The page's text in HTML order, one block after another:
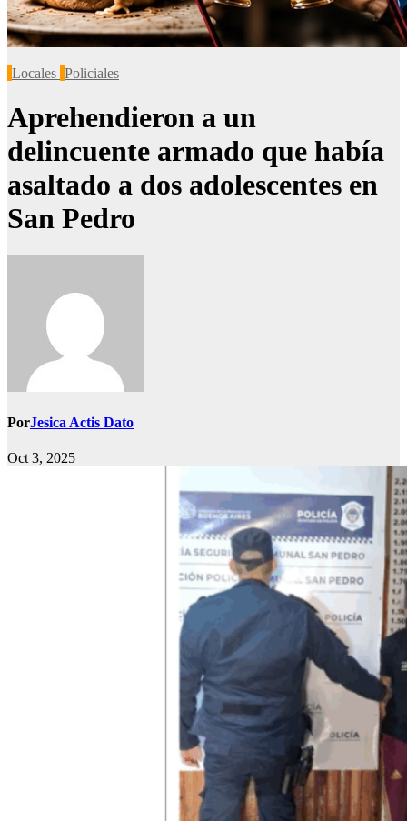
Locales Policiales
Aprehendieron a un
delincuente armado que había
asaltado a dos adolescentes en
San Pedro
PorJesica Actis Dato
Oct 3, 2025